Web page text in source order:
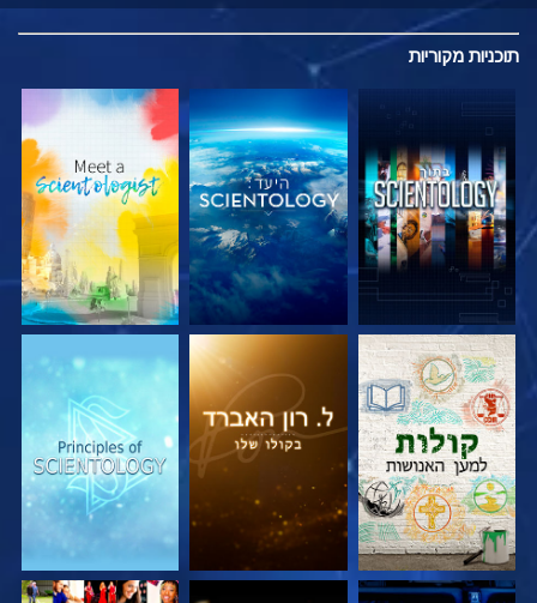
תוכניות מקוריות
בדוק את הסדרה בדוק את הסדרה בדוק את הסדרה